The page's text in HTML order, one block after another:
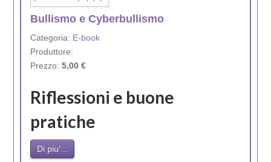
Bullismo e Cyberbullismo
Categoria: E-book
Produttore:
Prezzo: 5,00 €
Riflessioni e buone
pratiche
Di piu'...